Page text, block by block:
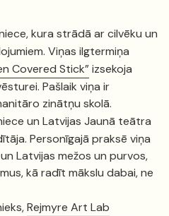
kura strādā ar cilvēku un
Viņas ilgtermiņa
Covered Stick”izsekoja
Pašlaik viņa ir
zinātņu skolā.
un Latvijas Jaunā teātra
Personīgajā praksē viņa
Latvijas mežos un purvos,
kā radīt mākslu dabai, ne
Rejmyre Art Lab